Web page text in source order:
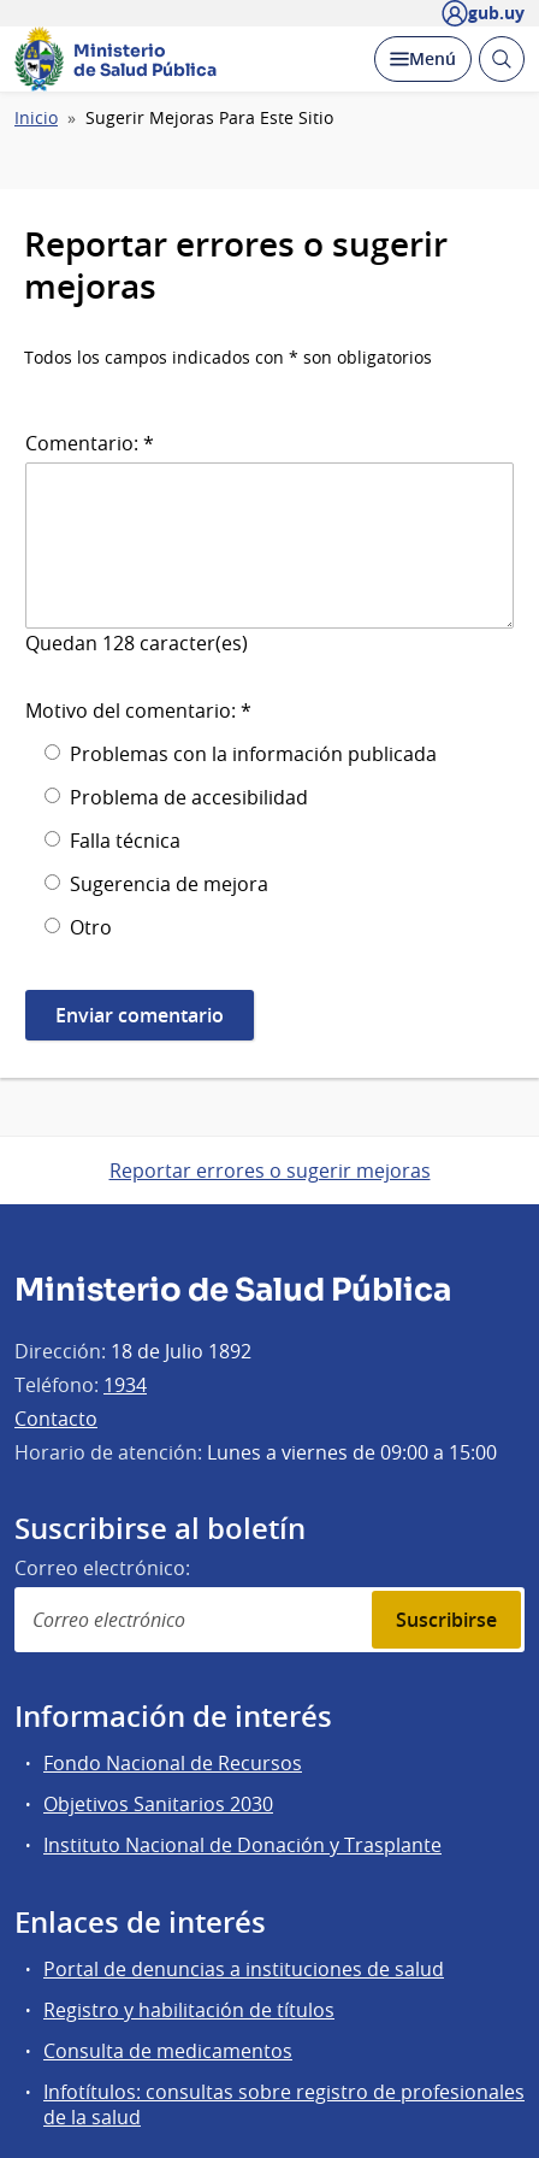
gub.uy
Ministerio
de Salud Pública
Desplegar
Menú Abrir
Ruta
Inicio Sugerir Mejoras Para Este Sitio
Reportar errores o sugerir
mejoras
Todos los campos indicados con * son obligatorios
Comentario: *
Quedan 128 caracter(es)
Motivo del comentario: *
Problemas con la información publicada
Problema de accesibilidad
Falla técnica
Sugerencia de mejora
Otro
Reportar errores o sugerir mejoras
Ministerio de Salud Pública
Dirección: 18 de Julio 1892
Teléfono: 1934
Contacto
Horario de atención: Lunes a viernes de 09:00 a 15:00
Suscribirse al boletín
Correo electrónico:
Suscribirse
Información de interés
Fondo Nacional de Recursos
Objetivos Sanitarios 2030
Instituto Nacional de Donación y Trasplante
Enlaces de interés
Portal de denuncias a instituciones de salud
Registro y habilitación de títulos
Consulta de medicamentos
Infotítulos: consultas sobre registro de profesionales
de la salud